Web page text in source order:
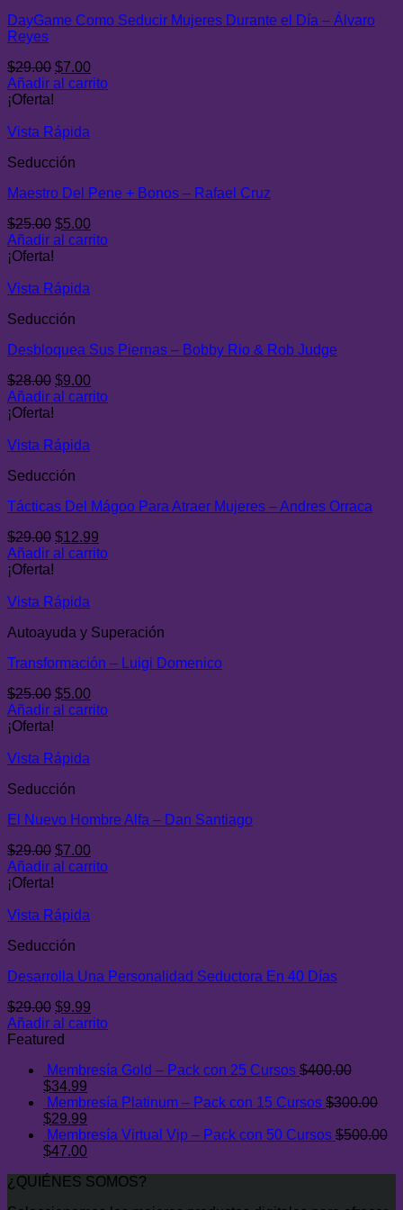
DayGame Como Seducir Mujeres Durante el Día – Álvaro
Reyes
$29.00 El
precio
$29.00.
$7.00El
precio
Añadir al carrito
¡Oferta!
Vista Rápida
Seducción
Maestro Del Pene + Bonos – Rafael Cruz
$25.00 El
precio
$25.00.
$5.00El
precio
Añadir al carrito
¡Oferta!
Vista Rápida
Seducción
Desbloquea Sus Piernas – Bobby Rio & Rob Judge
$28.00 El
precio
$28.00.
$9.00El
precio
Añadir al carrito
¡Oferta!
Vista Rápida
Seducción
Tácticas Del Mágoo Para Atraer Mujeres – Andres Orraca
$29.00 El
precio
$29.00.
$12.99
precio
Añadir al carrito
¡Oferta!
Vista Rápida
Autoayuda y Superación
Transformación – Luigi Domenico
$25.00 El
precio
$25.00.
$5.00El
precio
Añadir al carrito
¡Oferta!
Vista Rápida
Seducción
El Nuevo Hombre Alfa – Dan Santiago
$29.00 El
precio
$29.00.
$7.00El
precio
Añadir al carrito
¡Oferta!
Vista Rápida
Seducción
Desarrolla Una Personalidad Seductora En 40 Días
$29.00 El
precio
original
$29.00.
$9.99
precio
$9.99.
Añadir al carrito
Featured
Membresía Gold – Pack con 25 Cursos $400.00
El
precio
original
era:
$400.00.
$34.99
precio
es:
$34.99.
Membresía Platinum – Pack con 15 Cursos $300.00
El
precio
original
$300.00.
$29.99
precio
actual
$29.99.
Membresía Virtual Vip – Pack con 50 Cursos $500.00
El
original
$47.00El
actual
¿QUIÉNES SOMOS?